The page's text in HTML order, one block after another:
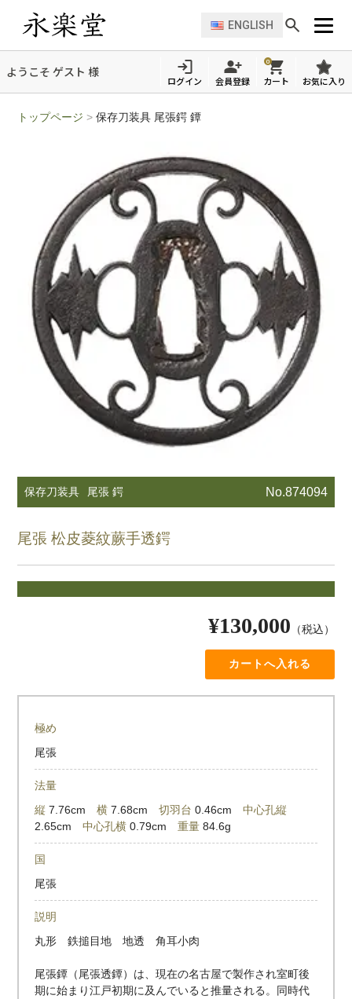
ENGLISH
ようこそ ゲスト 様
ログイン 会員登録
0
カート お気に入り
トップページ >保存刀装具 尾張鍔 鐔
保存刀装具 尾張 鍔 No.874094
尾張 松皮菱紋蕨手透鍔
¥130,000 （税込）
極め
尾張
法量
縦 7.76cm横 7.68cm切羽台 0.46cm中心孔縦
2.65cm中心孔横 0.79cm重量 84.6g
国
尾張
説明
丸形 鉄搥目地 地透 角耳小肉
尾張鐔（尾張透鐔）は、現在の名古屋で製作され室町後
期に始まり江戸初期に及んでいると推量される。同時代